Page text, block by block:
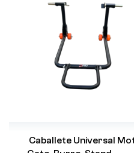
Caballete Universal